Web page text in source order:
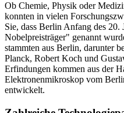
Ob Chemie, Physik oder
konnten in vielen
Sie, dass Berlin Anfang des
Nobelpreisträger" genannt
stammten aus Berlin, darunter
Planck, Robert Koch und
Erfindungen kommen aus der
Elektronenmikroskop vom
entwickelt.